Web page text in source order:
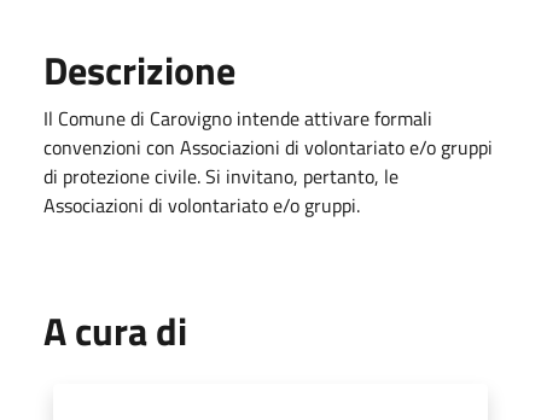
Descrizione
Il Comune di Carovigno intende attivare formali
convenzioni con Associazioni di volontariato e/o gruppi
di protezione civile. Si invitano, pertanto, le
Associazioni di volontariato e/o gruppi.
A cura di